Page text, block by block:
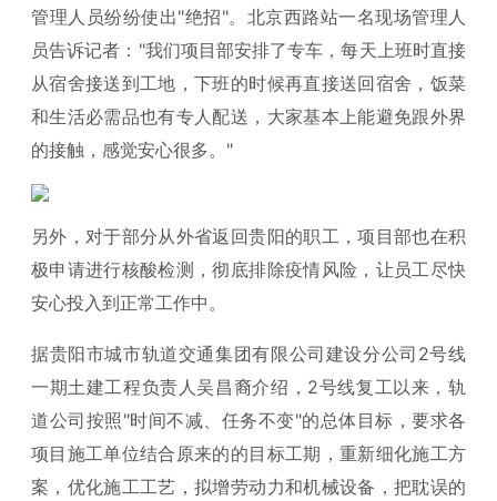
管理人员纷纷使出"绝招"。北京西路站一名现场管理人
员告诉记者："我们项目部安排了专车，每天上班时直接
从宿舍接送到工地，下班的时候再直接送回宿舍，饭菜
和生活必需品也有专人配送，大家基本上能避免跟外界
的接触，感觉安心很多。"
另外，对于部分从外省返回贵阳的职工，项目部也在积
极申请进行核酸检测，彻底排除疫情风险，让员工尽快
安心投入到正常工作中。
据贵阳市城市轨道交通集团有限公司建设分公司2号线
一期土建工程负责人吴昌裔介绍，2号线复工以来，轨
道公司按照"时间不减、任务不变"的总体目标，要求各
项目施工单位结合原来的的目标工期，重新细化施工方
案，优化施工工艺，拟增劳动力和机械设备，把耽误的